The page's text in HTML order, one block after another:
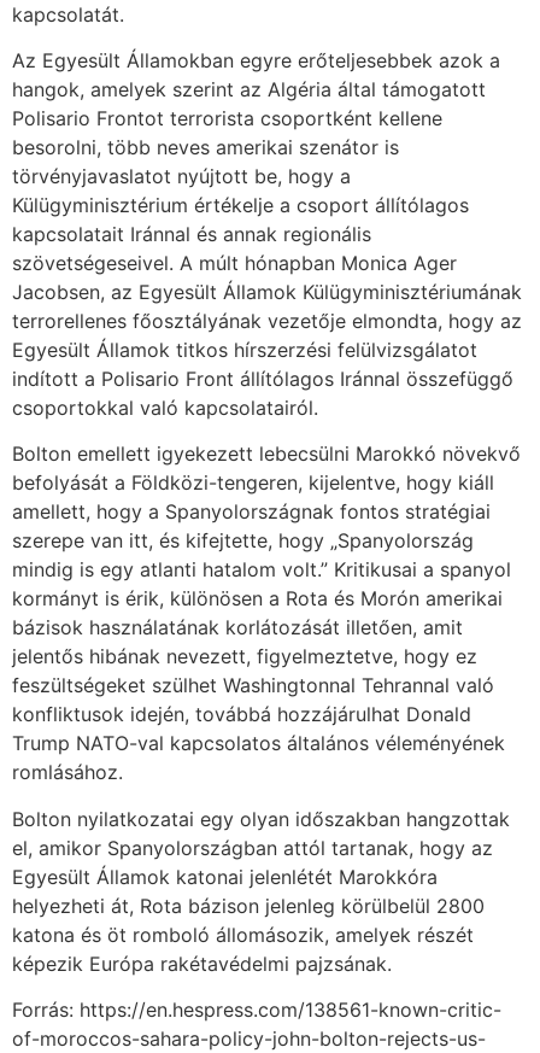
kapcsolatát.
Az Egyesült Államokban egyre erőteljesebbek azok a
hangok, amelyek szerint az Algéria által támogatott
Polisario Frontot terrorista csoportként kellene
besorolni, több neves amerikai szenátor is
törvényjavaslatot nyújtott be, hogy a
Külügyminisztérium értékelje a csoport állítólagos
kapcsolatait Iránnal és annak regionális
szövetségeseivel. A múlt hónapban Monica Ager
Jacobsen, az Egyesült Államok Külügyminisztériumának
terrorellenes főosztályának vezetője elmondta, hogy az
Egyesült Államok titkos hírszerzési felülvizsgálatot
indított a Polisario Front állítólagos Iránnal összefüggő
csoportokkal való kapcsolatairól.
Bolton emellett igyekezett lebecsülni Marokkó növekvő
befolyását a Földközi-tengeren, kijelentve, hogy kiáll
amellett, hogy a Spanyolországnak fontos stratégiai
szerepe van itt, és kifejtette, hogy „Spanyolország
mindig is egy atlanti hatalom volt.” Kritikusai a spanyol
kormányt is érik, különösen a Rota és Morón amerikai
bázisok használatának korlátozását illetően, amit
jelentős hibának nevezett, figyelmeztetve, hogy ez
feszültségeket szülhet Washingtonnal Tehrannal való
konfliktusok idején, továbbá hozzájárulhat Donald
Trump NATO-val kapcsolatos általános véleményének
romlásához.
Bolton nyilatkozatai egy olyan időszakban hangzottak
el, amikor Spanyolországban attól tartanak, hogy az
Egyesült Államok katonai jelenlétét Marokkóra
helyezheti át, Rota bázison jelenleg körülbelül 2800
katona és öt romboló állomásozik, amelyek részét
képezik Európa rakétavédelmi pajzsának.
Forrás: https://en.hespress.com/138561-known-critic-
of-moroccos-sahara-policy-john-bolton-rejects-us-